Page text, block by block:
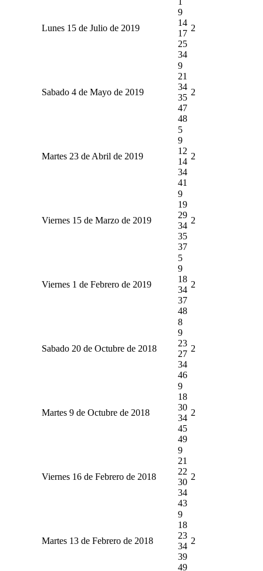
Lunes 15 de Julio de 2019
9
14
17
25
34
2
Sabado 4 de Mayo de 2019
9
21
34
35
47
48
2
Martes 23 de Abril de 2019
5
9
12
14
34
41
2
Viernes 15 de Marzo de 2019
9
19
29
34
35
37
2
Viernes 1 de Febrero de 2019
5
9
18
34
37
48
2
Sabado 20 de Octubre de 2018
8
9
23
27
34
46
2
Martes 9 de Octubre de 2018
9
18
30
34
45
49
2
Viernes 16 de Febrero de 2018
9
21
22
30
34
43
2
Martes 13 de Febrero de 2018
9
18
23
34
39
49
2